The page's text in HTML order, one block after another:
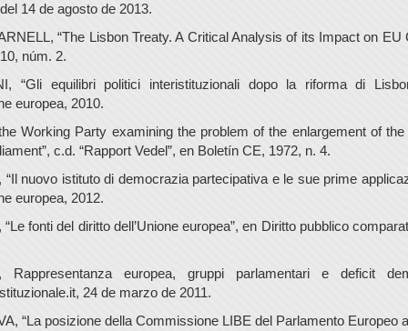
14 de agosto de 2013.
“The Lisbon Treaty. A Critical Analysis of its Impact on EU
núm. 2.
“Gli equilibri politici interistituzionali dopo la riforma di
europea, 2010.
Working Party examining the problem of the enlargement of
c.d. “Rapport Vedel”, en Boletín CE, 1972, n. 4.
“Il nuovo istituto di democrazia partecipativa e le sue prime
europea, 2012.
fonti del diritto dell’Unione europea”, en Diritto pubblico
Rappresentanza europea, gruppi parlamentari e deficit
24 de marzo de 2011.
“La posizione della Commissione LIBE del Parlamento Europeo